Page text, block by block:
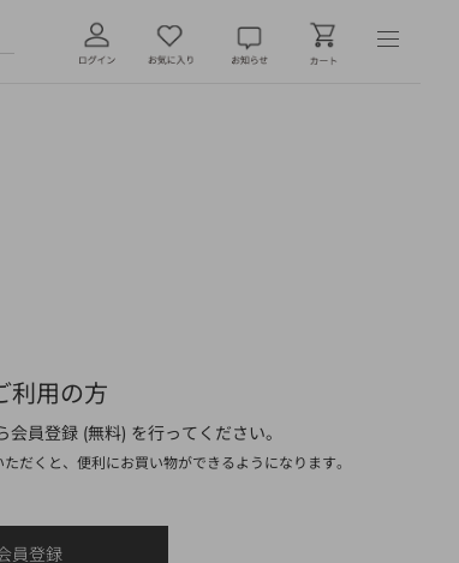
利用の方
員登録 (無料) を行ってください。
だくと、便利にお買い物ができるようになります。